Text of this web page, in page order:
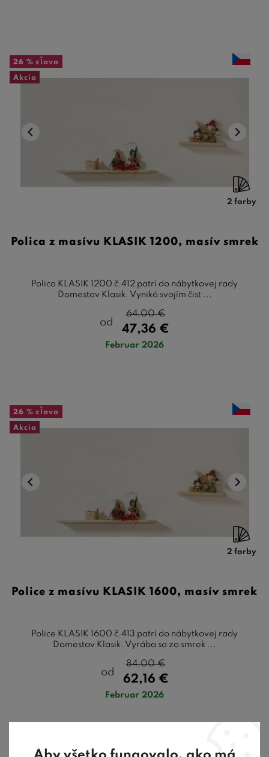
26 % zľava
Akcia
2 farby
Polica z masívu KLASIK 1200, masív smrek
Polica KLASIK 1200 č.412 patrí do nábytkovej rady
Domestav Klasik. Vyniká svojím čist ...
od
47,36 €
64,00€
Februar 2026
26 % zľava
Akcia
2 farby
Police z masívu KLASIK 1600, masív smrek
Police KLASIK 1600 č.413 patrí do nábytkovej rady
Domestav Klasik. Vyrába sa zo smrek ...
od
62,16 €
84,00€
Februar 2026